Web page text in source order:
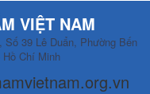
VIỆT NAM
39 Lê Duẩn, Phường Bến
Hồ Chí Minh